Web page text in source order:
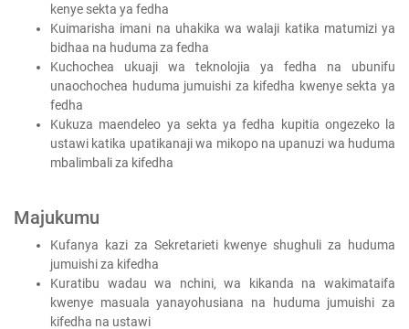
kenye sekta ya fedha
Kuimarisha imani na uhakika wa walaji katika matumizi ya
bidhaa na huduma za fedha
Kuchochea ukuaji wa teknolojia ya fedha na ubunifu
unaochochea huduma jumuishi za kifedha kwenye sekta ya
fedha
Kukuza maendeleo ya sekta ya fedha kupitia ongezeko la
ustawi katika upatikanaji wa mikopo na upanuzi wa huduma
mbalimbali za kifedha
Majukumu
Kufanya kazi za Sekretarieti kwenye shughuli za huduma
jumuishi za kifedha
Kuratibu wadau wa nchini, wa kikanda na wakimataifa
kwenye masuala yanayohusiana na huduma jumuishi za
kifedha na ustawi